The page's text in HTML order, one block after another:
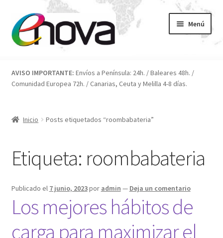
a
la
al
contenido
Menú
Blog
Contacto
ENOVA
AVISO IMPORTANTE: Envíos a Península: 24h. / Baleares 48h. /
Comunidad Europea 72h. / Canarias, Ceuta y Melilla 4-8 días.
Inicio Posts etiquetados “roombabateria”
Etiqueta: roombabateria
Publicado el 7 junio, 2023por admin — Deja un comentario
Los mejores hábitos de
carga para maximizar el